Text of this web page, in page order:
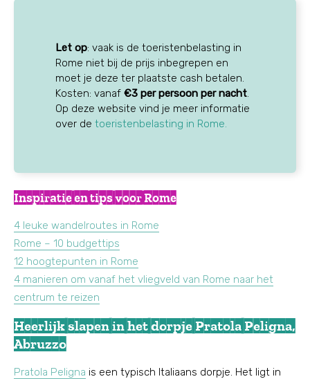
Let op: vaak is de toeristenbelasting in
Rome niet bij de prijs inbegrepen en
moet je deze ter plaatste cash betalen.
Kosten: vanaf €3 per persoon per nacht.
Op deze website vind je meer informatie
over de toeristenbelasting in Rome.
Inspiratie en tips voor Rome
4 leuke wandelroutes in Rome
Rome – 10 budgettips
12 hoogtepunten in Rome
4 manieren om vanaf het vliegveld van Rome naar het
centrum te reizen
Heerlijk slapen in het dorpje Pratola Peligna,
Abruzzo
Pratola Peligna is een typisch Italiaans dorpje. Het ligt in